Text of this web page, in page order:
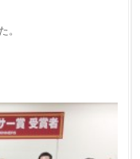
。